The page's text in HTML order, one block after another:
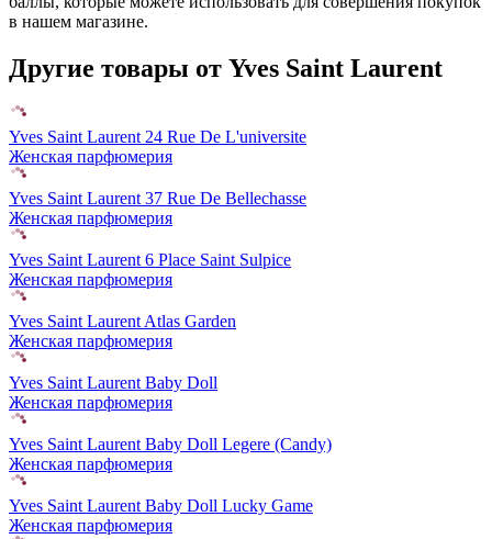
в нашем магазине.
Другие товары от Yves Saint Laurent
Yves Saint Laurent 24 Rue De L'universite
Женская парфюмерия
Yves Saint Laurent 37 Rue De Bellechasse
Женская парфюмерия
Yves Saint Laurent 6 Place Saint Sulpice
Женская парфюмерия
Yves Saint Laurent Atlas Garden
Женская парфюмерия
Yves Saint Laurent Baby Doll
Женская парфюмерия
Yves Saint Laurent Baby Doll Legere (Candy)
Женская парфюмерия
Yves Saint Laurent Baby Doll Lucky Game
Женская парфюмерия